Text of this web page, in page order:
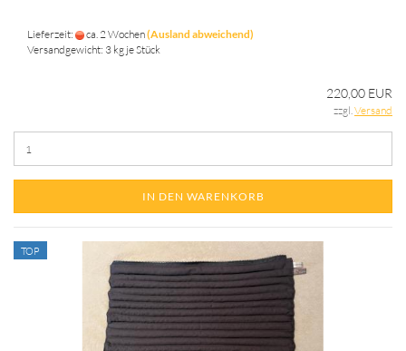
Lieferzeit: ca. 2 Wochen(Ausland abweichend)
Versandgewicht: 3 kg je Stück
220,00 EUR
zzgl.Versand
IN DEN WARENKORB
TOP